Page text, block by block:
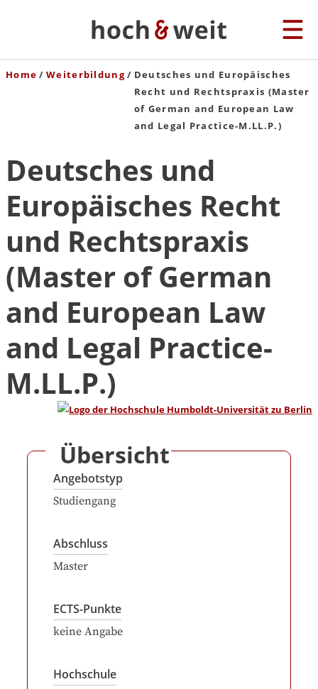
Home Weiterbildung
Deutsches und Europäisches
Recht und Rechtspraxis (Master
of German and European Law
and Legal Practice-M.LL.P.)
Deutsches und
Europäisches Recht
und Rechtspraxis
(Master of German
and European Law
and Legal Practice-
M.LL.P.)
Übersicht
Angebotstyp
Studiengang
Abschluss
Master
ECTS-Punkte
keine Angabe
Hochschule